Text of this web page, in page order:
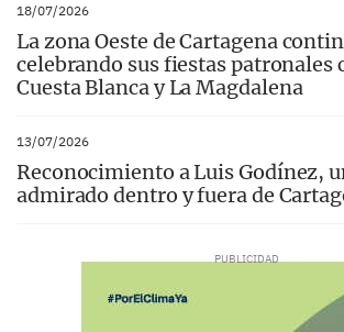
18/07/2026
La zona Oeste de Cartagena
celebrando sus fiestas patronales
Cuesta Blanca y La Magdalena
13/07/2026
Reconocimiento a Luis Godínez,
admirado dentro y fuera de